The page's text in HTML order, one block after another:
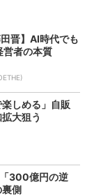
田晋】AI時代でも
営者の本質
しめる」自販
大狙う
300億円の逆
裏側